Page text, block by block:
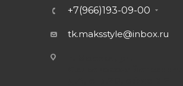
+7(966)193-09-00
tk.maksstyle@inbox.ru